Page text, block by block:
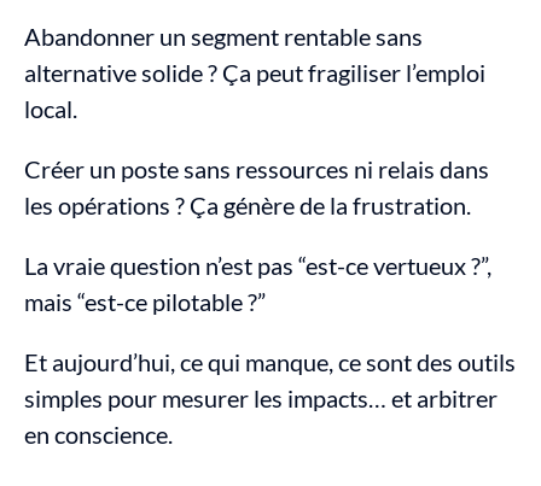
Abandonner un segment rentable sans
alternative solide ? Ça peut fragiliser l’emploi
local.
Créer un poste sans ressources ni relais dans
les opérations ? Ça génère de la frustration.
La vraie question n’est pas “est-ce vertueux ?”,
mais “est-ce pilotable ?”
Et aujourd’hui, ce qui manque, ce sont des outils
simples pour mesurer les impacts… et arbitrer
en conscience.